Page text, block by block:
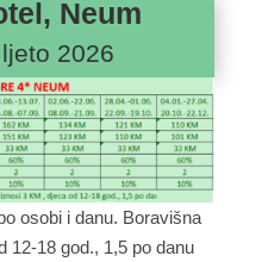
Neum
2026
osobi i danu. Boravišna
12-18 god., 1,5 po danu